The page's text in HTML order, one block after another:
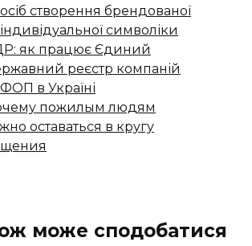
створення брендованої
символіки
як працює Єдиний
реєстр компаній
ФОП в Україні
пожилым людям
оставаться в кругу
може сподобатися